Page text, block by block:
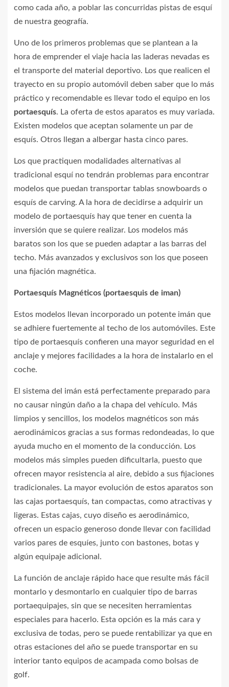
como cada año, a poblar las concurridas pistas de esquí
de nuestra geografía.
Uno de los primeros problemas que se plantean a la
hora de emprender el viaje hacia las laderas nevadas es
el transporte del material deportivo. Los que realicen el
trayecto en su propio automóvil deben saber que lo más
práctico y recomendable es llevar todo el equipo en los
portaesquís. La oferta de estos aparatos es muy variada.
Existen modelos que aceptan solamente un par de
esquís. Otros llegan a albergar hasta cinco pares.
Los que practiquen modalidades alternativas al
tradicional esquí no tendrán problemas para encontrar
modelos que puedan transportar tablas snowboards o
esquís de carving. A la hora de decidirse a adquirir un
modelo de portaesquís hay que tener en cuenta la
inversión que se quiere realizar. Los modelos más
baratos son los que se pueden adaptar a las barras del
techo. Más avanzados y exclusivos son los que poseen
una fijación magnética.
Portaesquís Magnéticos (portaesquis de iman)
Estos modelos llevan incorporado un potente imán que
se adhiere fuertemente al techo de los automóviles. Este
tipo de portaesquís confieren una mayor seguridad en el
anclaje y mejores facilidades a la hora de instalarlo en el
coche.
El sistema del imán está perfectamente preparado para
no causar ningún daño a la chapa del vehículo. Más
limpios y sencillos, los modelos magnéticos son más
aerodinámicos gracias a sus formas redondeadas, lo que
ayuda mucho en el momento de la conducción. Los
modelos más simples pueden dificultarla, puesto que
ofrecen mayor resistencia al aire, debido a sus fijaciones
tradicionales. La mayor evolución de estos aparatos son
las cajas portaesquís, tan compactas, como atractivas y
ligeras. Estas cajas, cuyo diseño es aerodinámico,
ofrecen un espacio generoso donde llevar con facilidad
varios pares de esquíes, junto con bastones, botas y
algún equipaje adicional.
La función de anclaje rápido hace que resulte más fácil
montarlo y desmontarlo en cualquier tipo de barras
portaequipajes, sin que se necesiten herramientas
especiales para hacerlo. Esta opción es la más cara y
exclusiva de todas, pero se puede rentabilizar ya que en
otras estaciones del año se puede transportar en su
interior tanto equipos de acampada como bolsas de
golf.